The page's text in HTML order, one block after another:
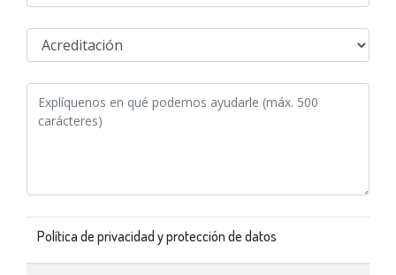
Política de privacidad y protección de datos